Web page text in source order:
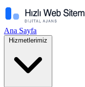
Ana Sayfa
Hizmetlerimiz